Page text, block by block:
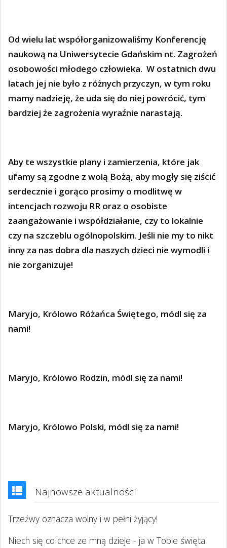
Od wielu lat współorganizowaliśmy Konferencję
naukową na Uniwersytecie Gdańskim nt. Zagrożeń
osobowości młodego człowieka. W ostatnich dwu
latach jej nie było z różnych przyczyn, w tym roku
mamy nadzieję, że uda się do niej powrócić, tym
bardziej że zagrożenia wyraźnie narastają.
Aby te wszystkie plany i zamierzenia, które jak
ufamy są zgodne z wolą Bożą, aby mogły się ziścić
serdecznie i gorąco prosimy o modlitwę w
intencjach rozwoju RR oraz o osobiste
zaangażowanie i współdziałanie, czy to lokalnie
czy na szczeblu ogólnopolskim. Jeśli nie my to nikt
inny za nas dobra dla naszych dzieci nie wymodli i
nie zorganizuje!
Maryjo, Królowo Różańca Świętego, módl się za
nami!
Maryjo, Królowo Rodzin, módl się za nami!
Maryjo, Królowo Polski, módl się za nami!
Najnowsze aktualności
Trzeźwy oznacza wolny i w pełni żyjący!
Niech się co chce ze mną dzieje - ja w Tobie święta